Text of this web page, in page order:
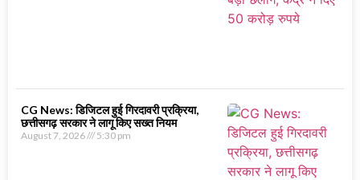
CG News: डिजिटल हुई गिरदावरी प्रक्रिया,
छत्तीसगढ़ सरकार ने लागू किए सख्त नियम
August 7, 2026 5:30 pm